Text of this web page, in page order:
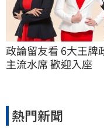
政論留友看 6大王牌
主流水席 歡迎入座
熱門新聞